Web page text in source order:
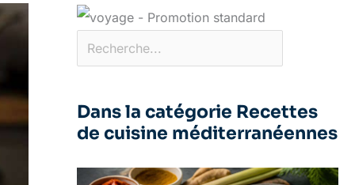
Dans la catégorie Recettes
de cuisine méditerranéennes